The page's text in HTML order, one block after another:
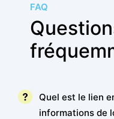
FAQ
Quel est le lien
informations de